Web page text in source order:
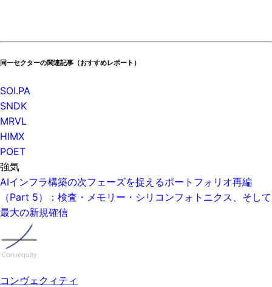
同一セクターの関連記事（おすすめレポート）
SOI.PA
SNDK
MRVL
HIMX
POET
強気
AIインフラ構築の次フェーズを捉えるポートフォリオ再編
（Part 5）：検査・メモリー・シリコンフォトニクス、そして
最大の新規確信
コンヴェクィティ